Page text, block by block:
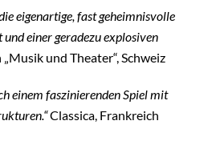
eigenartige, fast geheimnisvolle
einer geradezu explosiven
und Theater“, Schweiz
einem faszinierenden Spiel mit
Classica, Frankreich